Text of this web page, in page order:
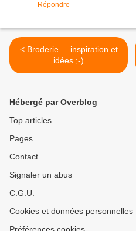
Répondre
< Broderie ... inspiration et
idées ;-)
Hébergé par Overblog
Top articles
Pages
Contact
Signaler un abus
C.G.U.
Cookies et données personnelles